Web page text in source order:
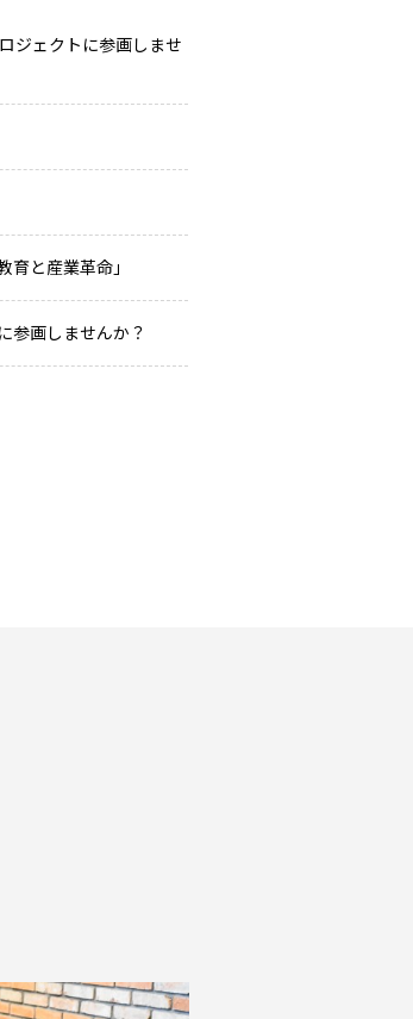
ジェクトに参画しませ
と産業革命」
参画しませんか？